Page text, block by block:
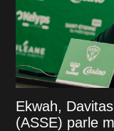
Ekwah,
(ASSE) parle